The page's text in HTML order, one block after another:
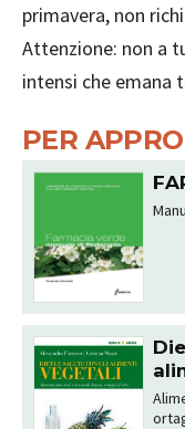
primavera, non
Attenzione: non a
intensi che
PER